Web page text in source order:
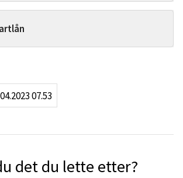
07.53
det du lette etter?